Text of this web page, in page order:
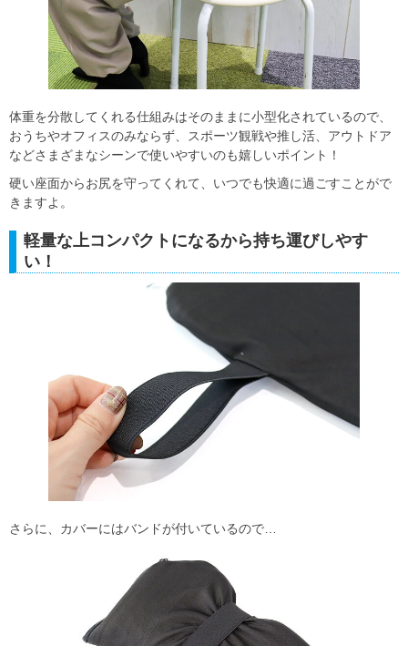
体重を分散してくれる仕組みはそのままに小型化されているので、
おうちやオフィスのみならず、スポーツ観戦や推し活、アウトドア
などさまざまなシーンで使いやすいのも嬉しいポイント！
硬い座面からお尻を守ってくれて、いつでも快適に過ごすことがで
きますよ。
軽量な上コンパクトになるから持ち運びしやす
い！
さらに、カバーにはバンドが付いているので…